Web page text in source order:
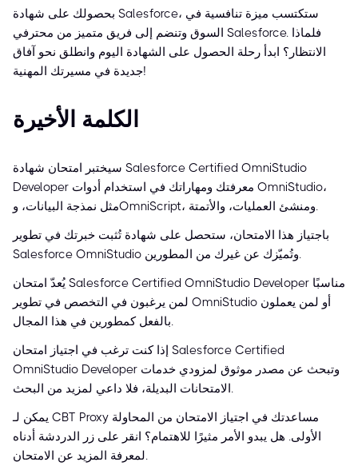
بحصولك على شهادة Salesforce، ستكتسب ميزة تنافسية في
السوق وتنضم إلى فريق متميز من محترفي Salesforce. فلماذا
الانتظار؟ ابدأ رحلة الحصول على الشهادة اليوم وانطلق نحو آفاق
جديدة في مسيرتك المهنية!
الكلمة الأخيرة
سيختبر امتحان شهادة Salesforce Certified OmniStudio
Developer معرفتك ومهاراتك في استخدام أدوات OmniStudio،
مثل نمذجة البيانات، وOmniScript، ومنشئ العمليات، والأتمتة.
باجتياز هذا الامتحان، ستحصل على شهادة تُثبت خبرتك في تطوير
Salesforce OmniStudio وتُميّزك عن غيرك من المطورين.
يُعدّ امتحان Salesforce Certified OmniStudio Developer مناسبًا
لمن يرغبون في التخصص في تطوير OmniStudio أو لمن يعملون
بالفعل كمطورين في هذا المجال.
إذا كنت ترغب في اجتياز امتحان Salesforce Certified
OmniStudio Developer وتبحث عن مصدر موثوق لمزودي خدمات
الامتحانات البديلة، فلا داعي لمزيد من البحث.
يمكن لـ CBT Proxy مساعدتك في اجتياز الامتحان من المحاولة
الأولى. هل يبدو الأمر مثيرًا للاهتمام؟ انقر على زر الدردشة أدناه
لمعرفة المزيد عن الامتحان.